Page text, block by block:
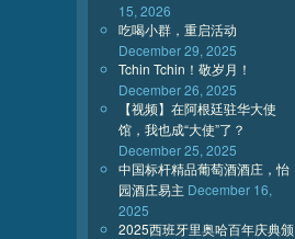
15, 2026
吃喝小群，重启活动
December 29, 2025
Tchin Tchin！敬岁月！
December 26, 2025
【视频】在阿根廷驻华大使
馆，我也成“大使”了？
December 25, 2025
中国标杆精品葡萄酒酒庄，怡
园酒庄易主 December 16,
2025
2025西班牙里奥哈百年庆典颁